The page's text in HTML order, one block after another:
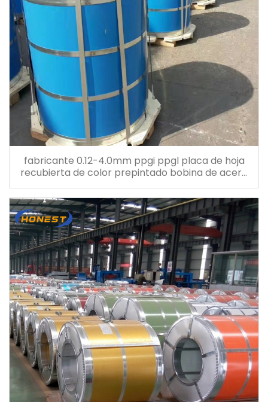
fabricante 0.12-4.0mm ppgi ppgl placa de hoja
recubierta de color prepintado bobina de acero
galvanizado ppgi